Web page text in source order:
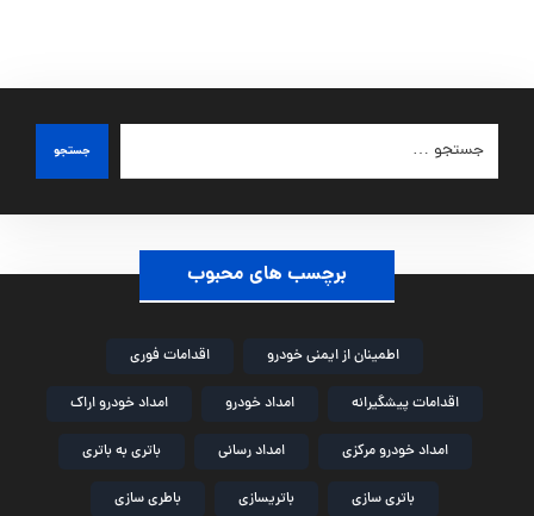
جستجو
برچسب های محبوب
اطمینان از ایمنی خودرو اقدامات فوری
اقدامات پیشگیرانه امداد خودرو امداد خودرو اراک
امداد خودرو مرکزی امداد رسانی باتری به باتری
باتری سازی باتریسازی باطری سازی